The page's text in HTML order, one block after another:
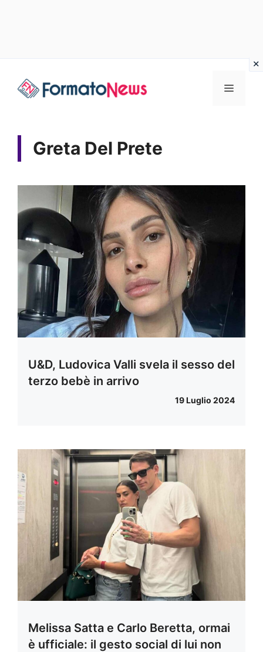
Menu
Greta Del Prete
U&D, Ludovica Valli svela il sesso del
terzo bebè in arrivo
19 Luglio 2024
Melissa Satta e Carlo Beretta, ormai
è ufficiale: il gesto social di lui non